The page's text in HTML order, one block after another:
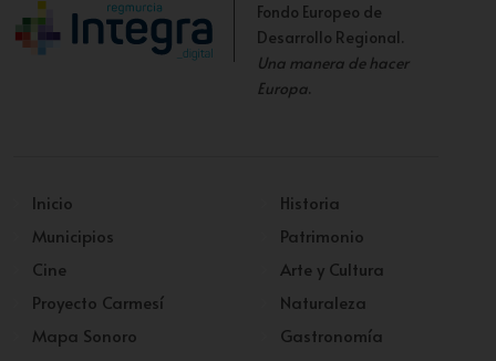
Fondo Europeo de
Desarrollo Regional.
Una manera de hacer
Europa.
Inicio
Municipios
Cine
Proyecto Carmesí
Mapa Sonoro
Historia
Patrimonio
Arte y Cultura
Naturaleza
Gastronomía